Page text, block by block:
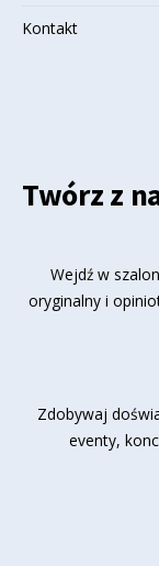
Kontakt
Twórz z
Wejdź w
oryginalny i
Zdobywaj
eventy,